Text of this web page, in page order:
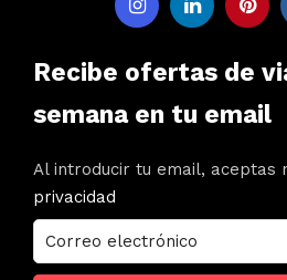
Recibe ofertas de
semana en tu email
Al introducir tu email, aceptas
privacidad